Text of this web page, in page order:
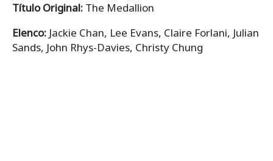
Título Original: The Medallion
Elenco: Jackie Chan, Lee Evans, Claire Forlani, Julian
Sands, John Rhys-Davies, Christy Chung